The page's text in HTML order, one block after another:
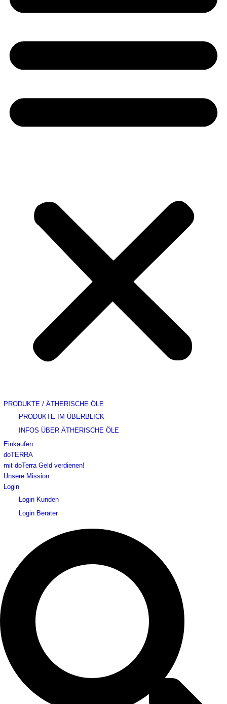
PRODUKTE / ÄTHERISCHE ÖLE
PRODUKTE IM ÜBERBLICK
INFOS ÜBER ÄTHERISCHE ÖLE
Einkaufen
doTERRA
mit doTerra Geld verdienen!
Unsere Mission
Login
Login Kunden
Login Berater